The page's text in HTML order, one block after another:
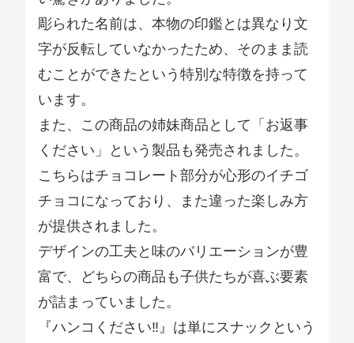
彫られた名前は、本物の印鑑とは異なり文
字が反転していなかったため、そのまま読
むことができたという特別な特徴を持って
います。
また、この商品の姉妹商品として「お返事
ください」という製品も発売されました。
こちらはチョコレート部分が心形のイチゴ
チョコになっており、また違った楽しみ方
が提供されました。
デザインの工夫と味のバリエーションが豊
富で、どちらの商品も子供たちが喜ぶ要素
が詰まっていました。
『ハンコください‼』は単にスナックという